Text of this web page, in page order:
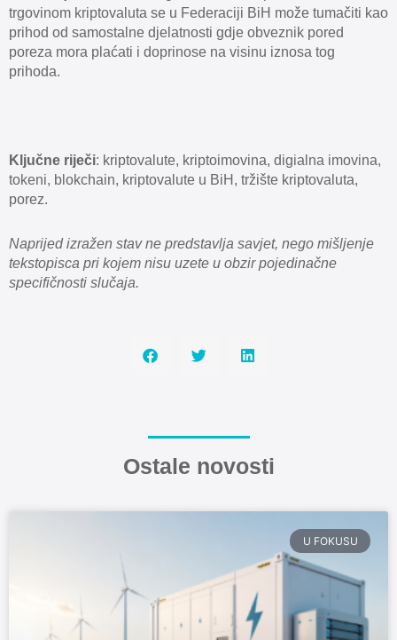
trgovinom kriptovaluta se u Federaciji BiH može tumačiti kao
prihod od samostalne djelatnosti gdje obveznik pored
poreza mora plaćati i doprinose na visinu iznosa tog
prihoda.
Ključne riječi: kriptovalute, kriptoimovina, digialna imovina,
tokeni, blokchain, kriptovalute u BiH, tržište kriptovaluta,
porez.
Naprijed izražen stav ne predstavlja savjet, nego mišljenje
tekstopisca pri kojem nisu uzete u obzir pojedinačne
specifičnosti slučaja.
Ostale novosti
U FOKUSU